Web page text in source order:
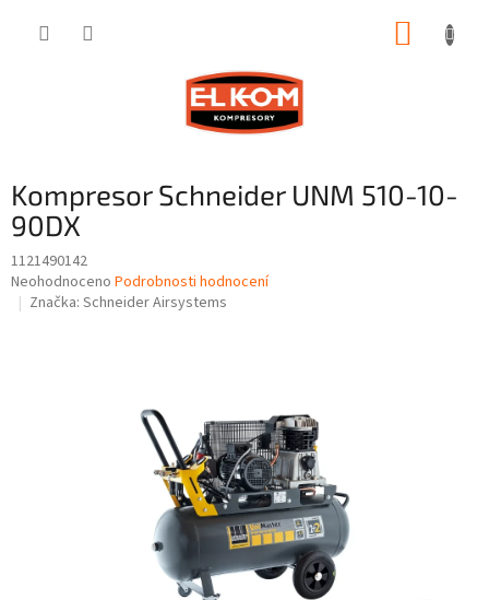
Kompresor Schneider UNM 510-10-
90DX
1121490142
Průměrné
hodnocení
Neohodnoceno Podrobnosti hodnocení
Značka: Schneider Airsystems